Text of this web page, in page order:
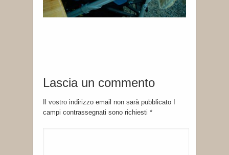
Lascia un commento
Il vostro indirizzo email non sarà pubblicato I
campi contrassegnati sono richiesti *